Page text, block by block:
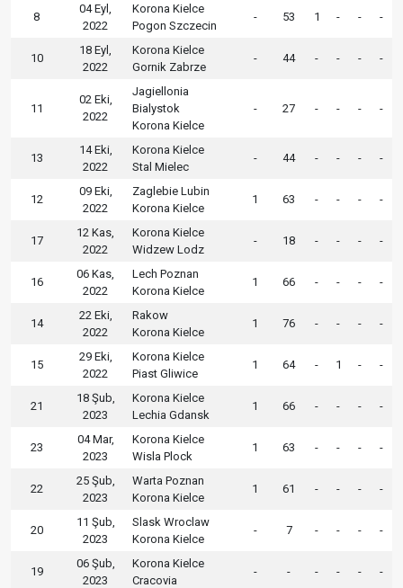
8
04 Eyl,
2022
Korona Kielce
Pogon Szczecin
- 53 1 - - -
10
18 Eyl,
2022
Korona Kielce
Gornik Zabrze
- 44 - - - -
11
02 Eki,
2022
Jagiellonia
Bialystok
Korona Kielce
- 27 - - - -
13
14 Eki,
2022
Korona Kielce
Stal Mielec
- 44 - - - -
12
09 Eki,
2022
Zaglebie Lubin
Korona Kielce
1 63 - - - -
17
12 Kas,
2022
Korona Kielce
Widzew Lodz
- 18 - - - -
16
06 Kas,
2022
Lech Poznan
Korona Kielce
1 66 - - - -
14
22 Eki,
2022
Rakow
Korona Kielce
1 76 - - - -
15
29 Eki,
2022
Korona Kielce
Piast Gliwice
1 64 - 1 - -
21
18 Şub,
2023
Korona Kielce
Lechia Gdansk
1 66 - - - -
23
04 Mar,
2023
Korona Kielce
Wisla Plock
1 63 - - - -
22
25 Şub,
2023
Warta Poznan
Korona Kielce
1 61 - - - -
20
11 Şub,
2023
Slask Wroclaw
Korona Kielce
- 7 - - - -
19
06 Şub,
2023
Korona Kielce
Cracovia
- - - - - -